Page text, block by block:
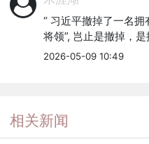
“ 习近平撤掉了一名
将领”, 岂止是撤掉，
2026-05-09 10:49
相关新闻